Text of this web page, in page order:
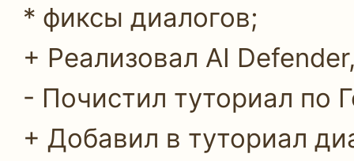
* фиксы диалогов;
+ Реализовал AI
- Почистил туториал по
+ Добавил в туториал